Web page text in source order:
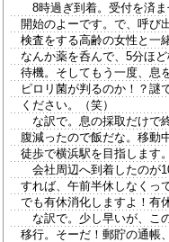
8時過ぎ到着。受付を済
開始のよーです。で、呼び
検査をする高齢の女性と一
なんか薬を呑んで、5分ほ
待機。そしてもう一度、息
ピロリ菌が判るのか！？謎
ください。（笑）
な訳で。息の採取だけで
腹減ったので飯だな。移動
徒歩で横浜駅を目指します。
会社周辺へ到着したのが
すれば、午前半休しなくっ
でも有休消化しますよ！有
な訳で。少し早いが、こ
移行。そーだ！郵貯の通帳